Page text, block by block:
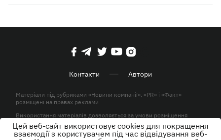
Контакти Автори
Матеріали під рубриками «Новини компанії», «PR» і «Факт»
розміщені на правах реклами
Використання матеріалів дозволяється за умови розміщення
активного гіперпосилання на KP.UA в першому абзаці.
© ТОВ «ЮЛАВ МЕДІА» 2026. Всі права захищені.
Цей веб-сайт використовує cookies для покращення
взаємодії з користувачем під час відвідування веб-